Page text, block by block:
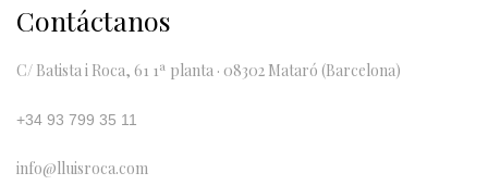
Contáctanos
C/ Batista i Roca, 61 1ª planta · 08302 Mataró (Barcelona)
+34 93 799 35 11
info@lluisroca.com